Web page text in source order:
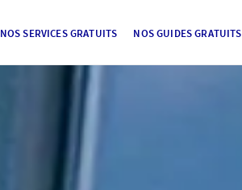
NOS SERVICES GRATUITS NOS GUIDES GRATUITS